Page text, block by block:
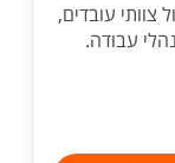
עובדים,
עבודה.